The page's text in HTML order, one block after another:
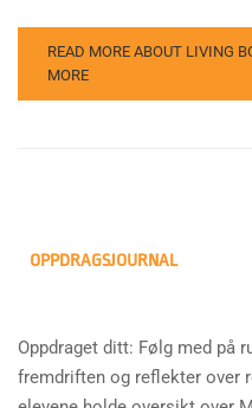
READ MORE ABOUT LIVING
MORE
OPPDRAGSJOURNAL
Oppdraget ditt: Følg med på
fremdriften og reflekter over